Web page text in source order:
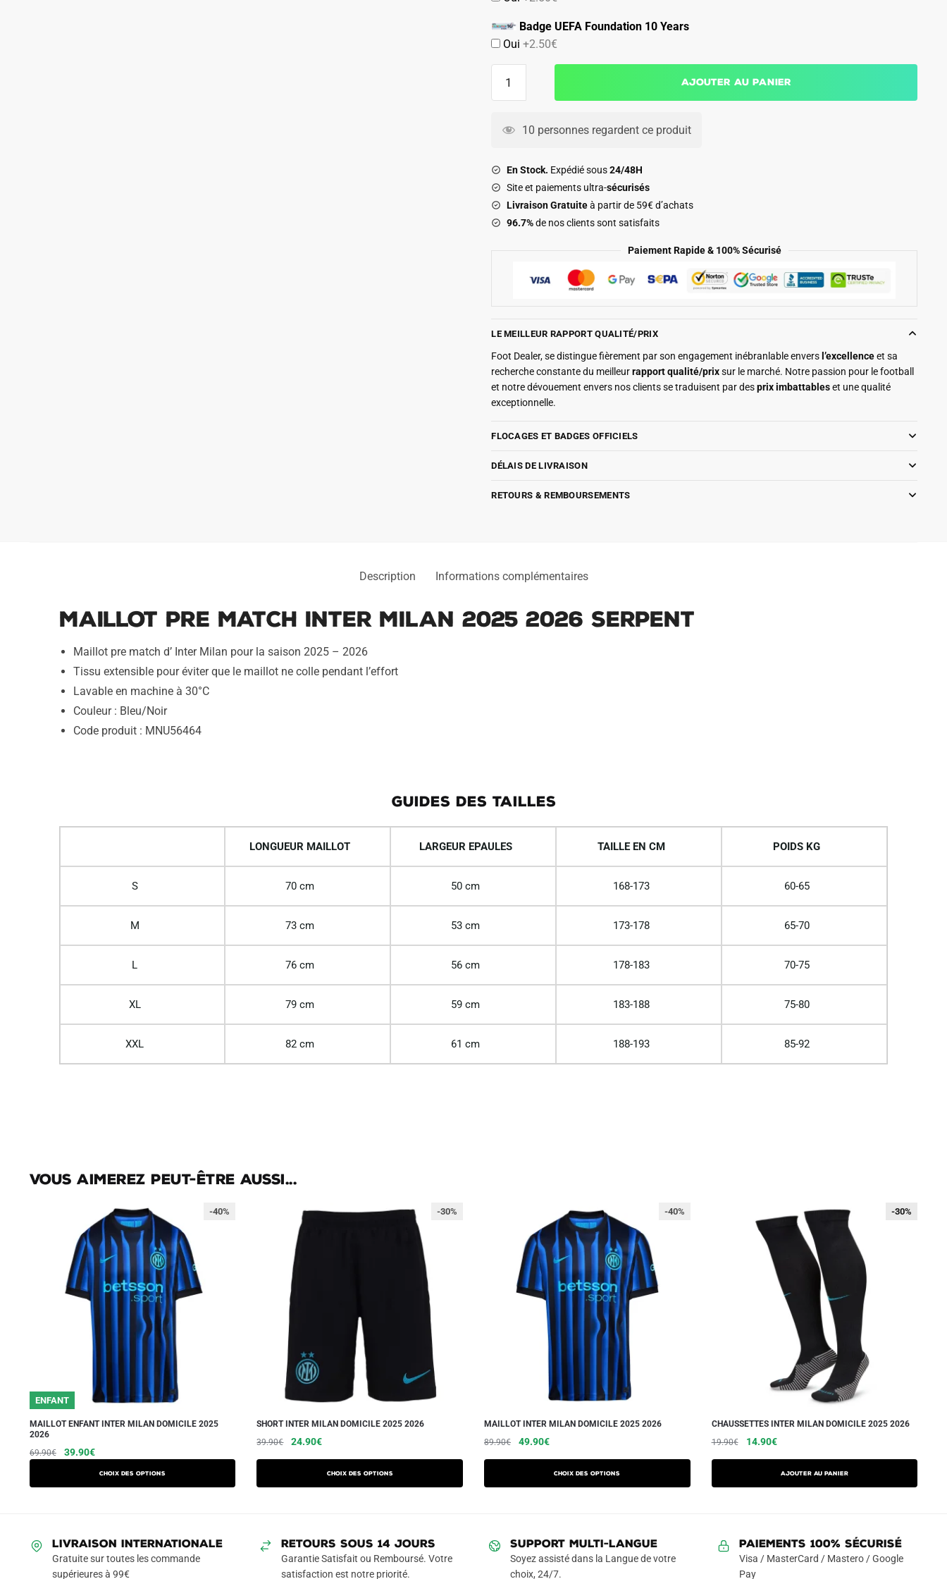
Badge UEFA Foundation 10 Years
Oui+2.50€
Pre
Milan
2025
2026
Serpent
Ajouter au panier
10 personnes regardent ce produit
En Stock. Expédié sous24/48H
Site et paiements ultra-sécurisés
Livraison Gratuiteà partir de 59€ d’achats
96.7%de nos clients sont satisfaits
Paiement Rapide & 100% Sécurisé
LE MEILLEUR RAPPORT QUALITÉ/PRIX
Foot Dealer, se distingue fièrement par son engagement inébranlable enversl’excellenceet sa
recherche constante du meilleurrapport qualité/prixsur le marché. Notre passion pour le football
et notre dévouement envers nos clients se traduisent par desprix imbattableset une qualité
exceptionnelle.
FLOCAGES ET BADGES OFFICIELS
DÉLAIS DE LIVRAISON
RETOURS & REMBOURSEMENTS
Description Informations complémentaires
Maillot Pre Match Inter Milan 2025 2026 Serpent
Maillot pre match d’ Inter Milan pour la saison 2025 – 2026
Tissu extensible pour éviter que le maillot ne colle pendant l’effort
Lavable en machine à 30°C
Couleur : Bleu/Noir
Code produit : MNU56464
GUIDES DES TAILLES
LONGUEUR MAILLOT LARGEUR EPAULES TAILLE EN CM POIDS KG
S 70 cm 50 cm 168-173 60-65
M 73 cm 53 cm 173-178 65-70
L 76 cm 56 cm 178-183 70-75
XL 79 cm 59 cm 183-188 75-80
XXL 82 cm 61 cm 188-193 85-92
Vous aimerez peut-être aussi...
-40%
ENFANT
MAILLOT ENFANT INTER MILAN DOMICILE 2025
2026
69.90€
Le
39.90€Le
Choix des options
Ce
produit
a
Les
options
peuvent
-30%
SHORT INTER MILAN DOMICILE 2025 2026
39.90€
Le
était :
24.90€Le
actuel
est :
Choix des options
Ce
produit
a
options
peuvent
-40%
MAILLOT INTER MILAN DOMICILE 2025 2026
89.90€
Le
était :
49.90€Le
actuel
est :
Choix des options
Ce
produit
a
options
peuvent
-30%
-30%
CHAUSSETTES INTER MILAN DOMICILE 2025 2026
19.90€
Le
était :
14.90€Le
actuel
est :
Ajouter au panier
LIVRAISON INTERNATIONALE
Gratuite sur toutes les commande
supérieures à 99€
RETOURS SOUS 14 JOURS
Garantie Satisfait ou Remboursé. Votre
satisfaction est notre priorité.
SUPPORT MULTI-LANGUE
Soyez assisté dans la Langue de votre
choix, 24/7.
Paiements 100% Sécurisé
Visa / MasterCard / Mastero / Google
Pay